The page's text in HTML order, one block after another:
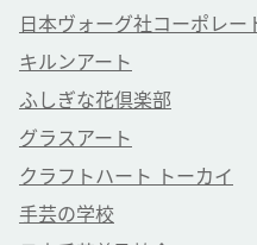
日本ヴォーグ社コーポレー
キルンアート
ふしぎな花倶楽部
グラスアート
クラフトハート トーカイ
手芸の学校